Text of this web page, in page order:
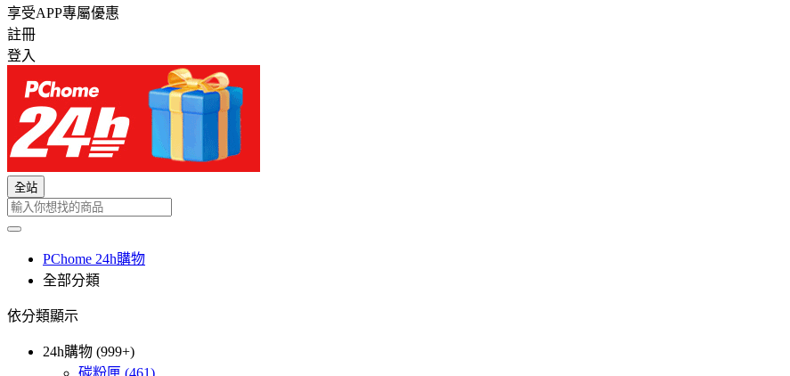
享受APP專屬優惠
註冊
登入
全站
PChome 24h購物
全部分類
依分類顯示
24h購物 (999+)
碳粉匣 (461)